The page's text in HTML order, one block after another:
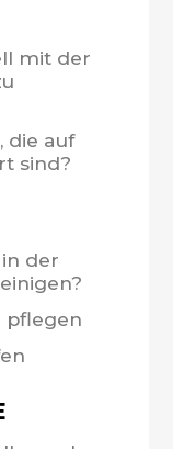
mit der
die auf
sind?
der
pflegen